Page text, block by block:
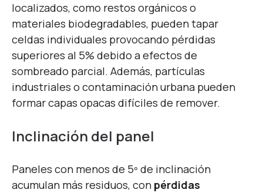
localizados, como restos orgánicos o
materiales biodegradables, pueden tapar
celdas individuales provocando pérdidas
superiores al 5% debido a efectos de
sombreado parcial. Además, partículas
industriales o contaminación urbana pueden
formar capas opacas difíciles de remover.
Inclinación del panel
Paneles con menos de 5º de inclinación
acumulan más residuos, con pérdidas